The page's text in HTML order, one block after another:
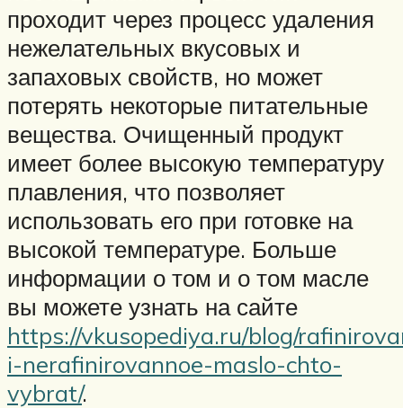
проходит через процесс удаления
нежелательных вкусовых и
запаховых свойств, но может
потерять некоторые питательные
вещества. Очищенный продукт
имеет более высокую температуру
плавления, что позволяет
использовать его при готовке на
высокой температуре. Больше
информации о том и о том масле
вы можете узнать на сайте
https://vkusopediya.ru/blog/
i-nerafinirovannoe-maslo-chto-
vybrat/.